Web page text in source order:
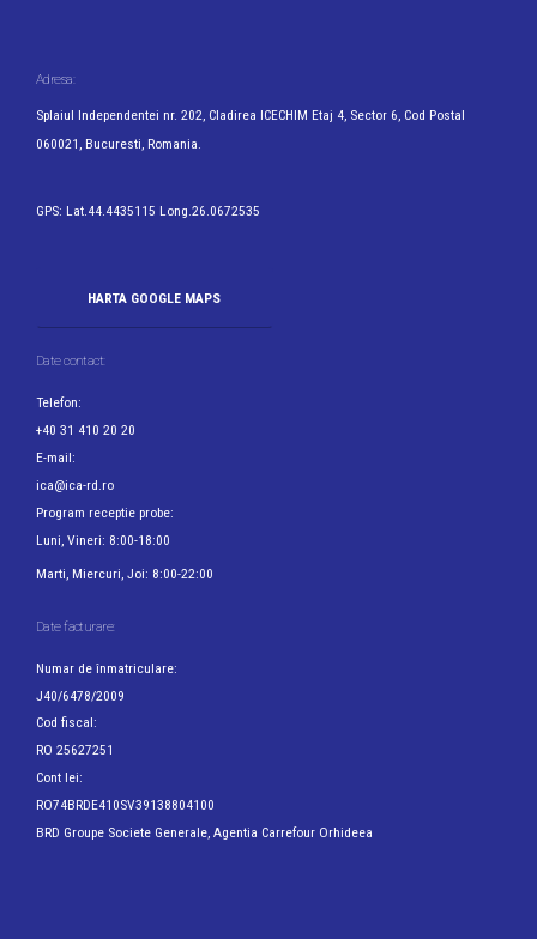
Adresa:
Splaiul Independentei nr. 202, Cladirea ICECHIM Etaj 4, Sector 6, Cod Postal
060021, Bucuresti, Romania.
GPS: Lat.44.4435115 Long.26.0672535
HARTA GOOGLE MAPS
Date contact:
Telefon:
+40 31 410 20 20
E-mail:
ica@ica-rd.ro
Program receptie probe:
Luni, Vineri: 8:00-18:00
Marti, Miercuri, Joi: 8:00-22:00
Date facturare:
Numar de înmatriculare:
J40/6478/2009
Cod fiscal:
RO 25627251
Cont lei:
RO74BRDE410SV39138804100
BRD Groupe Societe Generale, Agentia Carrefour Orhideea